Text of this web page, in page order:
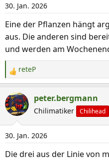
30. Jan. 2026
Eine der Pflanzen hängt
aus. Die anderen sind
und werden am
R
e
a
k
t
i
o
n
reteP
peter.bergmann
Chilimatiker Chilihead
30. Jan. 2026
Die drei aus der Linie von